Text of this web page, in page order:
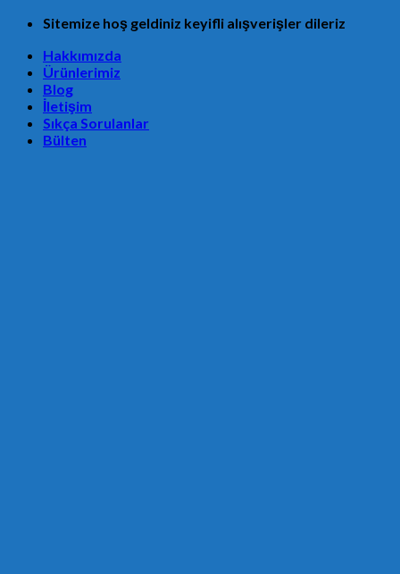
Skip
content
Sitemize hoş geldiniz keyifli alışverişler dileriz
Hakkımızda
Ürünlerimiz
Blog
İletişim
Sıkça Sorulanlar
Bülten